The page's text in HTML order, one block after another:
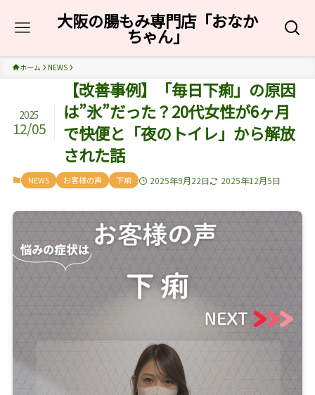
大阪の腸もみ専門店「おなか
ちゃん」
ホーム NEWS
【改善事例】「毎日下痢」の原因
は”氷”だった？20代女性が6ヶ月
で快便と「夜のトイレ」から解放
された話
2025
12/05
NEWS お客様の声 下痢 2025年9月22日 2025年12月5日